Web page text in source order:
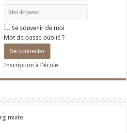
Se souvenir de moi
Mot de passe oublié ?
Inscription à l'école
mixte